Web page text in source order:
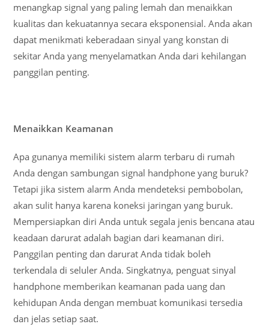
menangkap signal yang paling lemah dan menaikkan
kualitas dan kekuatannya secara eksponensial. Anda akan
dapat menikmati keberadaan sinyal yang konstan di
sekitar Anda yang menyelamatkan Anda dari kehilangan
panggilan penting.
Menaikkan Keamanan
Apa gunanya memiliki sistem alarm terbaru di rumah
Anda dengan sambungan signal handphone yang buruk?
Tetapi jika sistem alarm Anda mendeteksi pembobolan,
akan sulit hanya karena koneksi jaringan yang buruk.
Mempersiapkan diri Anda untuk segala jenis bencana atau
keadaan darurat adalah bagian dari keamanan diri.
Panggilan penting dan darurat Anda tidak boleh
terkendala di seluler Anda. Singkatnya, penguat sinyal
handphone memberikan keamanan pada uang dan
kehidupan Anda dengan membuat komunikasi tersedia
dan jelas setiap saat.